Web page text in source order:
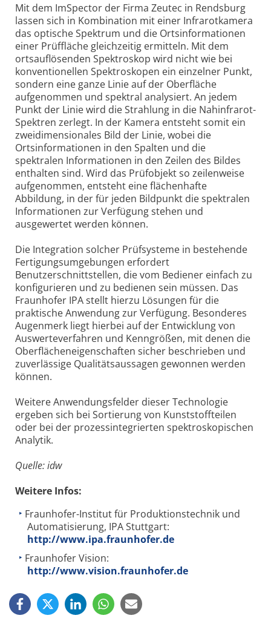
Mit dem ImSpector der Firma Zeutec in Rendsburg
lassen sich in Kombination mit einer Infrarotkamera
das optische Spektrum und die Ortsinformationen
einer Prüffläche gleichzeitig ermitteln. Mit dem
ortsauflösenden Spektroskop wird nicht wie bei
konventionellen Spektroskopen ein einzelner Punkt,
sondern eine ganze Linie auf der Oberfläche
aufgenommen und spektral analysiert. An jedem
Punkt der Linie wird die Strahlung in die Nahinfrarot-
Spektren zerlegt. In der Kamera entsteht somit ein
zweidimensionales Bild der Linie, wobei die
Ortsinformationen in den Spalten und die
spektralen Informationen in den Zeilen des Bildes
enthalten sind. Wird das Prüfobjekt so zeilenweise
aufgenommen, entsteht eine flächenhafte
Abbildung, in der für jeden Bildpunkt die spektralen
Informationen zur Verfügung stehen und
ausgewertet werden können.
Die Integration solcher Prüfsysteme in bestehende
Fertigungsumgebungen erfordert
Benutzerschnittstellen, die vom Bediener einfach zu
konfigurieren und zu bedienen sein müssen. Das
Fraunhofer IPA stellt hierzu Lösungen für die
praktische Anwendung zur Verfügung. Besonderes
Augenmerk liegt hierbei auf der Entwicklung von
Auswerteverfahren und Kenngrößen, mit denen die
Oberflächeneigenschaften sicher beschrieben und
zuverlässige Qualitätsaussagen gewonnen werden
können.
Weitere Anwendungsfelder dieser Technologie
ergeben sich bei Sortierung von Kunststoffteilen
oder bei der prozessintegrierten spektroskopischen
Analytik.
Quelle: idw
Weitere Infos:
Fraunhofer-Institut für Produktionstechnik und
Automatisierung, IPA Stuttgart:
http://www.ipa.fraunhofer.de
Fraunhofer Vision:
http://www.vision.fraunhofer.de